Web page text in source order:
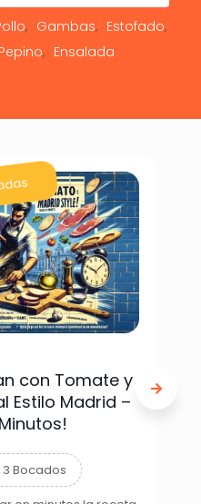
Gambas
Estofado
Pepino Ensalada
con Tomate y
Estilo Madrid –
Bocados